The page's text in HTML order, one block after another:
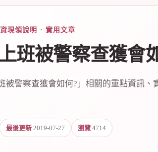
現領說明 · 實用文章
班被警察查獲會
被警察查獲會如何?」相關的重點資訊
最後更新 2019-07-27 瀏覽 4714